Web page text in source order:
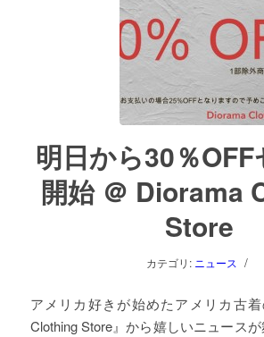
明日から30％
開始 ＠ Diorama
Store
カテゴリ: ニュース /
アメリカ好きが始めたアメリカ古
Clothing Store』から嬉しいニュースが